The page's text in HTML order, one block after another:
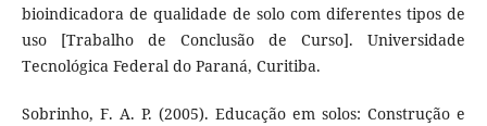
bioindicadora de qualidade de solo com diferentes tipos de
uso [Trabalho de Conclusão de Curso]. Universidade
Tecnológica Federal do Paraná, Curitiba.
Sobrinho, F. A. P. (2005). Educação em solos: Construção e